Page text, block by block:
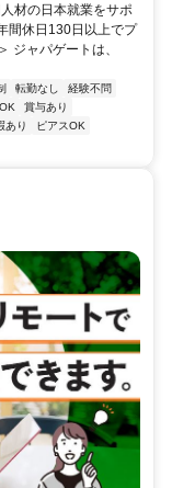
材の日本就業をサポ
間休日130日以上でプ
ジャパゲートは、
転勤なし
経験不問
賞与あり
あり
ピアスOK